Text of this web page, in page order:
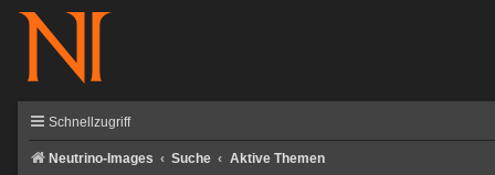
Schnellzugriff
Neutrino-Images Suche Aktive Themen